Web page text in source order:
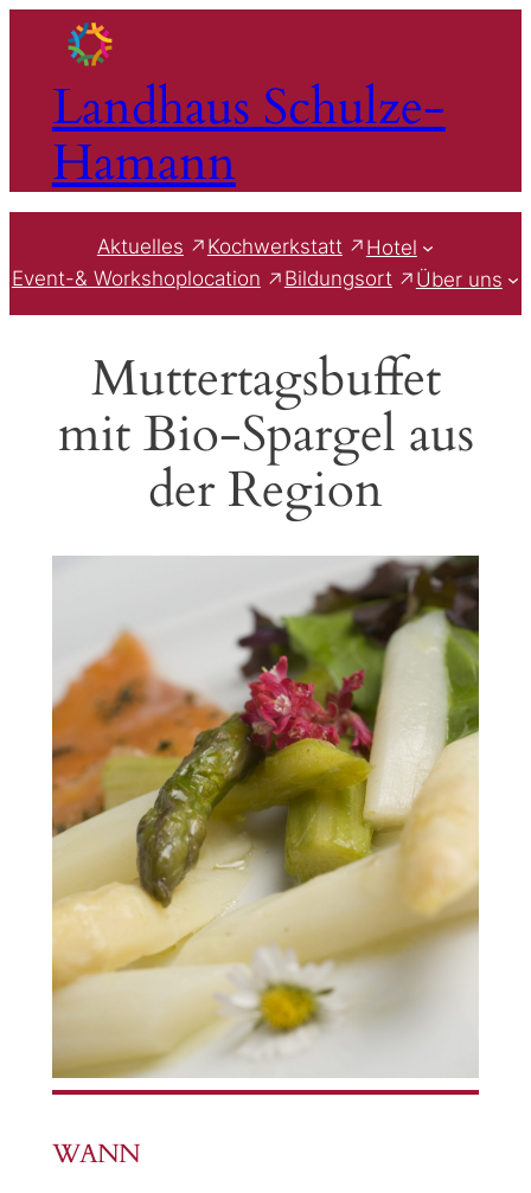
springenLandhaus Schulze-
Hamann
Aktuelles Kochwerkstatt
Hotel
Event-& Workshoplocation
Bildungsort Über uns
Muttertagsbuffet
mit Bio-Spargel aus
der Region
WANN